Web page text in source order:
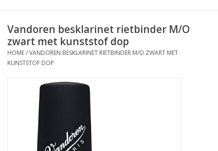
Reparaties en
abonnementen
Verhuur hobo's
Vandoren besklarinet rietbinder M/O
zwart met kunststof dop
HOME/VANDOREN BESKLARINET RIETBINDER M/O ZWART MET
KUNSTSTOF DOP